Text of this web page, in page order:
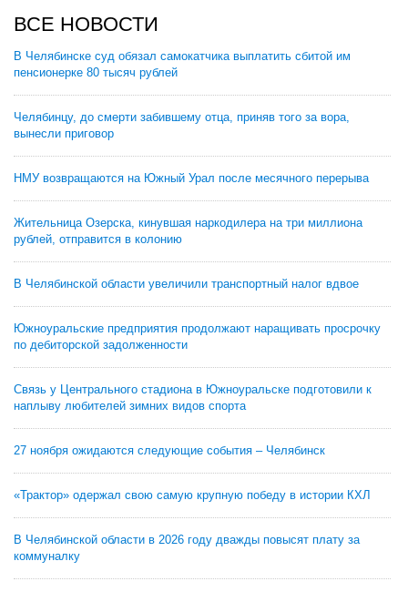
ВСЕ НОВОСТИ
В Челябинске суд обязал самокатчика выплатить сбитой им
пенсионерке 80 тысяч рублей
Челябинцу, до смерти забившему отца, приняв того за вора,
вынесли приговор
НМУ возвращаются на Южный Урал после месячного перерыва
Жительница Озерска, кинувшая наркодилера на три миллиона
рублей, отправится в колонию
В Челябинской области увеличили транспортный налог вдвое
Южноуральские предприятия продолжают наращивать просрочку
по дебиторской задолженности
Связь у Центрального стадиона в Южноуральске подготовили к
наплыву любителей зимних видов спорта
27 ноября ожидаются следующие события – Челябинск
«Трактор» одержал свою самую крупную победу в истории КХЛ
В Челябинской области в 2026 году дважды повысят плату за
коммуналку